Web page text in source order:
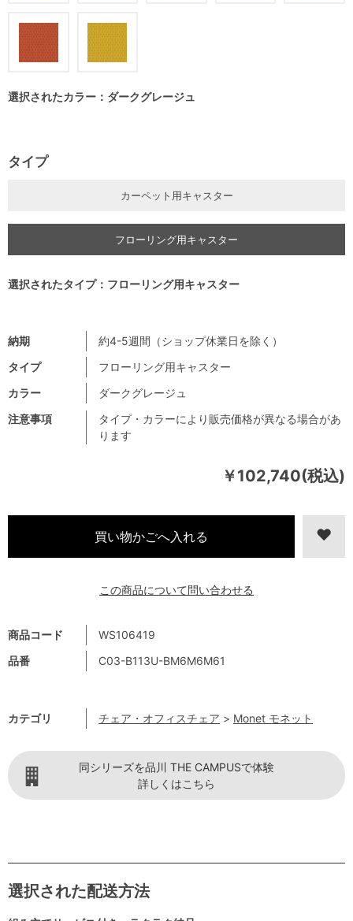
￥102,740(税込)
商品コード
WS106419
品番
C03-B113U-BM6M6M61
カテゴリ チェア・オフィスチェア > Monet モネット
注意事項
タイプ・カラーにより販売価格が異なる場合があ
ります
納期
約4-5週間（ショップ休業日を除く）
タイプ
フローリング用キャスター
カラー
ダークグレージュ
選択されたカラー：ダークグレージュ
タイプ
カーペット用キャスター
フローリング用キャスター
選択されたタイプ：フローリング用キャスター
この商品について問い合わせる
同シリーズを品川 THE CAMPUSで体験
詳しくはこちら
選択された配送方法